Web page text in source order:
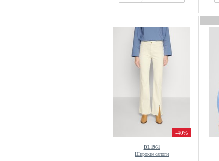
-40%
DL1961
Широкие сапоги